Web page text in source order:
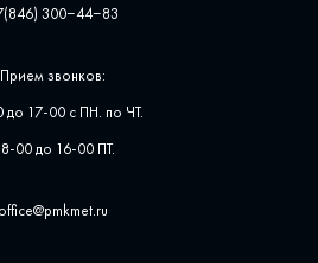
300‒44‒83
Прием звонков:
до 17-00 с ПН. по ЧТ.
8-00 до 16-00 ПТ.
office@pmkmet.ru